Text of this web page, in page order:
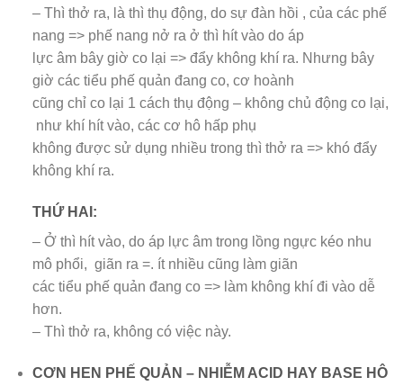
– Thì thở ra, là thì thụ động, do sự đàn hồi , của các phế
nang => phế nang nở ra ở thì hít vào do áp
lực âm bây giờ co lại => đẩy không khí ra. Nhưng bây
giờ các tiểu phế quản đang co, cơ hoành
cũng chỉ co lại 1 cách thụ động – không chủ động co lại,
như khí hít vào, các cơ hô hấp phụ
không được sử dụng nhiều trong thì thở ra => khó đẩy
không khí ra.
THỨ HAI:
– Ở thì hít vào, do áp lực âm trong lồng ngực kéo nhu
mô phổi, giãn ra =. ít nhiều cũng làm giãn
các tiểu phế quản đang co => làm không khí đi vào dễ
hơn.
– Thì thở ra, không có việc này.
CƠN HEN PHẾ QUẢN – NHIỄM ACID HAY BASE HÔ